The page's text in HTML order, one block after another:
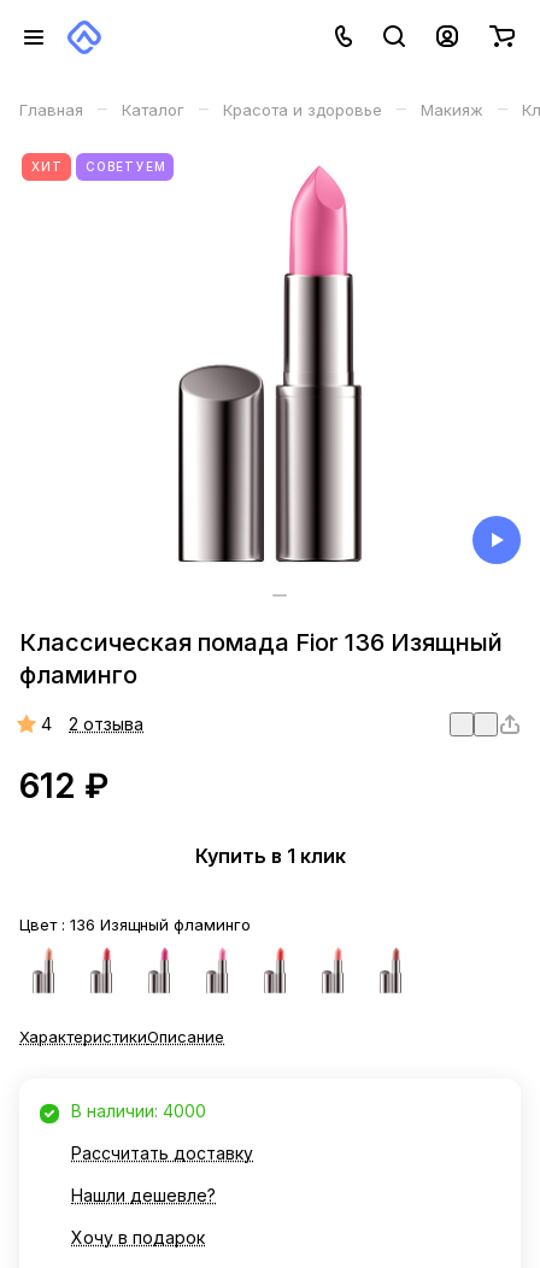
Главная – Каталог – Красота и здоровье – Макияж –
ХИТ СОВЕТУЕМ
Классическая помада Fior 136 Изящный
фламинго
4 2 отзыва
612 ₽
Купить в 1 клик
Цвет : 136 Изящный фламинго
ХарактеристикиОписание
В наличии: 4000
Рассчитать доставку
Нашли дешевле?
Хочу в подарок